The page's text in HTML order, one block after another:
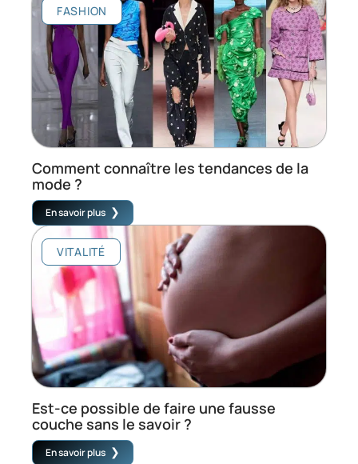
FASHION
Comment connaître les tendances de la
mode ?
En savoir plus
VITALITÉ
Est-ce possible de faire une fausse
couche sans le savoir ?
En savoir plus